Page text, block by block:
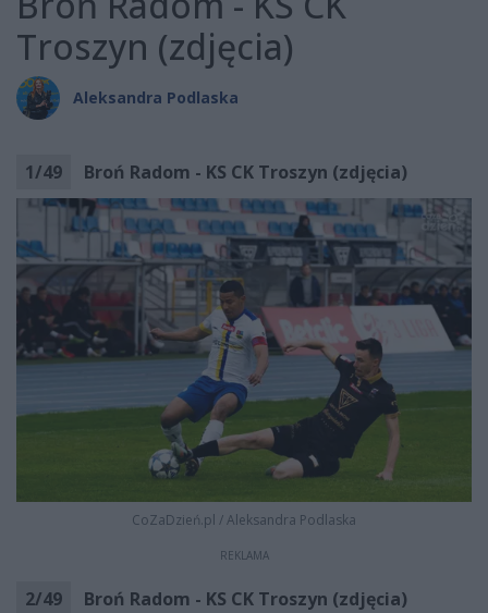
Troszyn (zdjęcia)
Aleksandra Podlaska
1/49 Broń Radom - KS CK Troszyn (zdjęcia)
CoZaDzień.pl /Aleksandra Podlaska
REKLAMA
2/49 Broń Radom - KS CK Troszyn (zdjęcia)